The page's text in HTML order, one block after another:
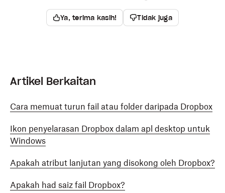
Ya, terima kasih! Tidak juga
Artikel Berkaitan
Cara memuat turun fail atau folder daripada Dropbox
Ikon penyelarasan Dropbox dalam apl desktop untuk
Windows
Apakah atribut lanjutan yang disokong oleh Dropbox?
Apakah had saiz fail Dropbox?